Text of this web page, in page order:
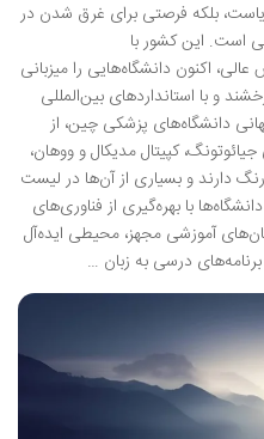
بلکه فرصتی برای غرق شدن در
است. این کشور با
اکنون دانشگاه‌هایی را میزبانی
و با استانداردهای بین‌المللی
دانشگاه‌های پزشکی چین، از
کپیتال مدیکال و ووهان،
دارند و بسیاری از آن‌ها در لیست
دانشگاه‌ها با بهره‌گیری از فناوری‌های
آموزشی مجهز، محیطی ایده‌آل
درسی به زبان …